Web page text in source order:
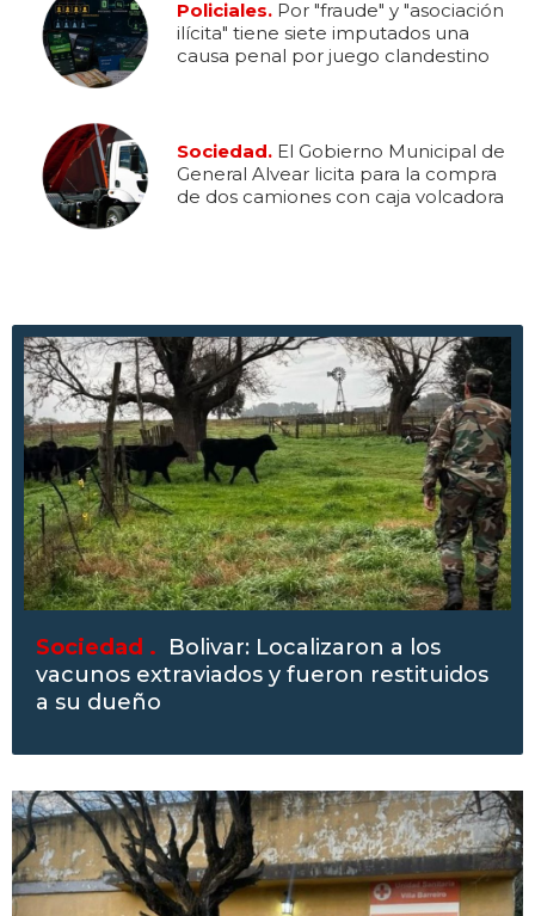
Policiales. Por "fraude" y "asociación
ilícita" tiene siete imputados una
causa penal por juego clandestino
Sociedad. El Gobierno Municipal de
General Alvear licita para la compra
de dos camiones con caja volcadora
Sociedad . Bolivar: Localizaron a los
vacunos extraviados y fueron restituidos
a su dueño